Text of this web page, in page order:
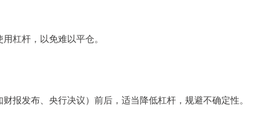
杠杆，以免难以平仓。
报发布、央行决议）前后，适当降低杠杆，规避不确定性。